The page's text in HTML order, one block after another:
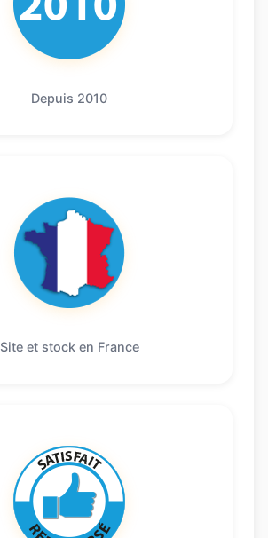
Depuis 2010
Site et stock en France